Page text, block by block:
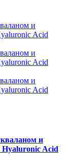
и
Hyaluronic Acid